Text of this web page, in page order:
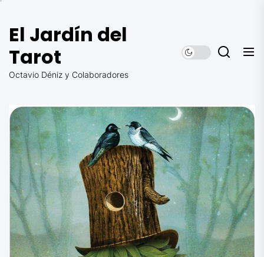
contenido
El Jardín del
Tarot
Octavio Déniz y Colaboradores